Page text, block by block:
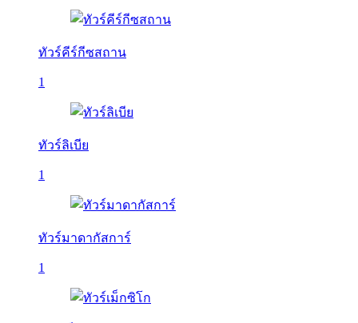
ทัวร์คีร์กีซสถาน
1
ทัวร์ลิเบีย
1
ทัวร์มาดากัสการ์
1